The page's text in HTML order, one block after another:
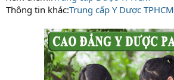
Thông tin khác:Trung cấp Y Dược TPHCM